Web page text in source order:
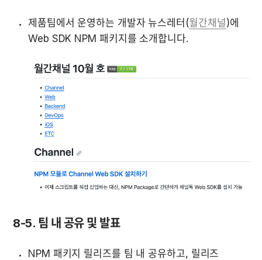
제품팀에서 운영하는 개발자 뉴스레터(월간채널)에
Web SDK NPM 패키지를 소개합니다.
8-5. 팀 내 공유 및 발표
NPM 패키지 릴리즈를 팀 내 공유하고, 릴리즈